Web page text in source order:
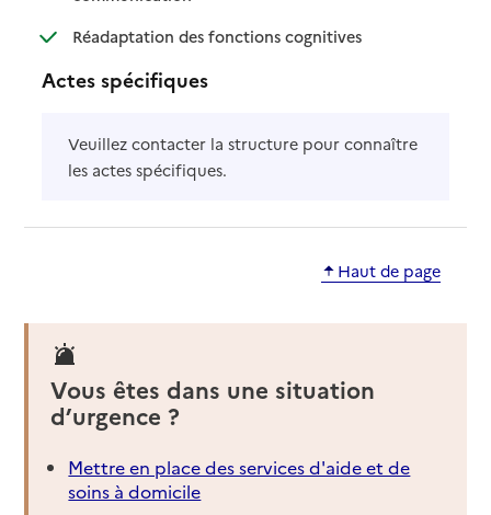
Réadaptation des fonctions cognitives: disponible
: non disponible
Actes spécifiques
Veuillez contacter la structure pour connaître
les actes spécifiques.
Haut de page
Vous êtes dans une situation
d’urgence ?
Mettre en place des services d'aide et de
soins à domicile